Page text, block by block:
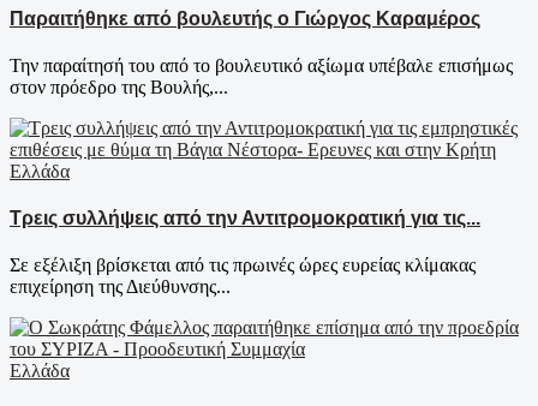
Παραιτήθηκε από βουλευτής ο Γιώργος Καραμέρος
Την παραίτησή του από το βουλευτικό αξίωμα υπέβαλε επισήμως
στον πρόεδρο της Βουλής,...
Ελλάδα
Τρεις συλλήψεις από την Αντιτρομοκρατική για τις...
Σε εξέλιξη βρίσκεται από τις πρωινές ώρες ευρείας κλίμακας
επιχείρηση της Διεύθυνσης...
Ελλάδα